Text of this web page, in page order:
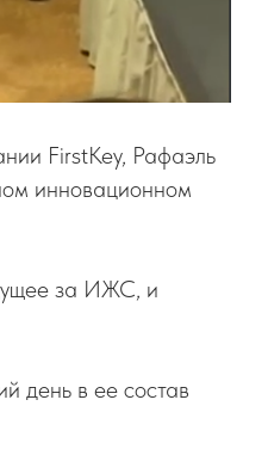
FirstKey, Рафаэль
инновационном
за ИЖС, и
день в ее состав